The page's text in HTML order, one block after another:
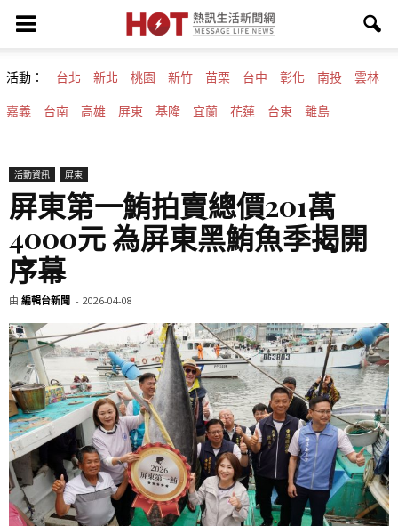
活動： 台北 新北 桃園 新竹 苗栗 台中 彰化 南投 雲林
嘉義 台南 高雄 屏東 基隆 宜蘭 花蓮 台東 離島
活動資訊 屏東
屏東第一鮪拍賣總價201萬
4000元 為屏東黑鮪魚季揭開
序幕
由 編輯台新聞 - 2026-04-08